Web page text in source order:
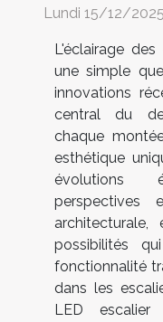
Lundi 15/12/2025
L'éclairage
une simple
innovations
central du
chaque
esthétique
évolutions
perspectives
possibilités
fonctionnalité
dans les
LED escalier